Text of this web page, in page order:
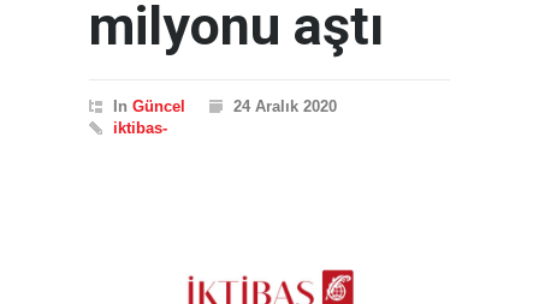
milyonu aştı
In Güncel
24 Aralık 2020
iktibas-